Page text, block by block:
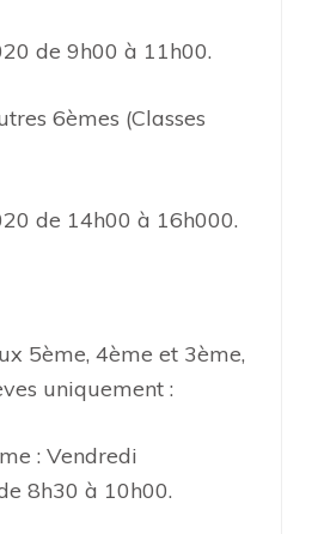
de 9h00 à 11h00.
6èmes (Classes
de 14h00 à 16h000.
5ème, 4ème et 3ème,
uniquement :
: Vendredi
8h30 à 10h00.